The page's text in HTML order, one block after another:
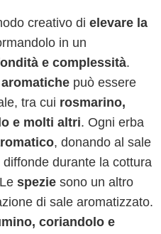
creativo di elevare la
in un
e complessità.
può essere
tra cui rosmarino,
e molti altri. Ogni erba
, donando al sale
durante la cottura
spezie sono un altro
di sale aromatizzato.
coriandolo e